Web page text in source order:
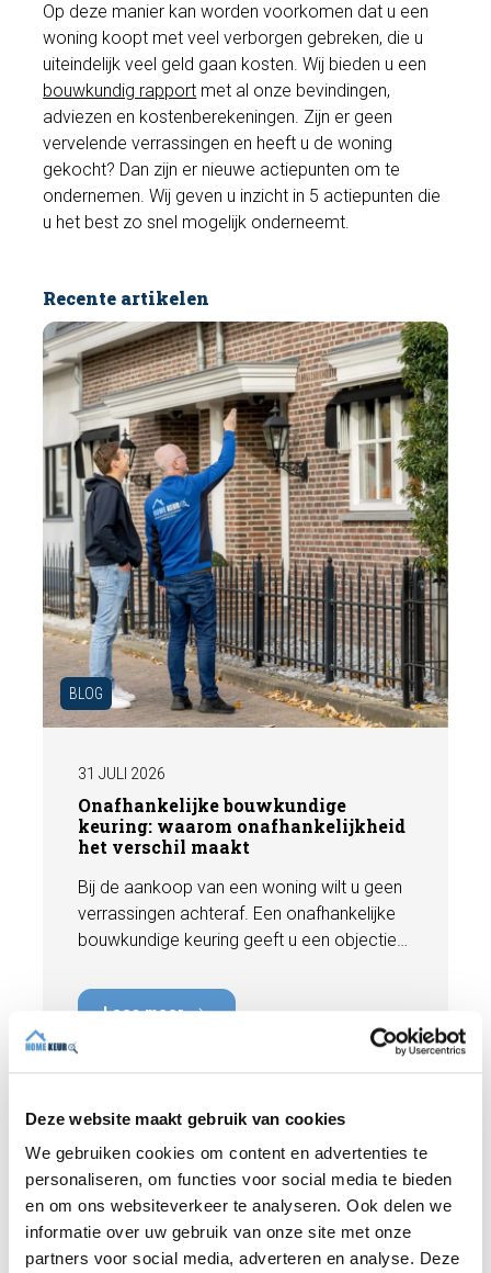
Deze website maakt gebruik van cookies
We gebruiken cookies om content en advertenties te
personaliseren, om functies voor social media te bieden
en om ons websiteverkeer te analyseren. Ook delen we
informatie over uw gebruik van onze site met onze
partners voor social media, adverteren en analyse. Deze
Op deze manier kan worden voorkomen dat u een
woning koopt met veel verborgen gebreken, die u
uiteindelijk veel geld gaan kosten. Wij bieden u een
bouwkundig rapport met al onze bevindingen,
adviezen en kostenberekeningen. Zijn er geen
vervelende verrassingen en heeft u de woning
gekocht? Dan zijn er nieuwe actiepunten om te
ondernemen. Wij geven u inzicht in 5 actiepunten die
u het best zo snel mogelijk onderneemt.
Recente artikelen
BLOG
31 JULI 2026
Onafhankelijke bouwkundige
keuring: waarom onafhankelijkheid
het verschil maakt
Bij de aankoop van een woning wilt u geen
verrassingen achteraf. Een onafhankelijke
bouwkundige keuring geeft u een objectief
woning, inclusief eventuele gebreken,
onderhoudspunten en te verwachten
herstelkosten. In deze blog leest u waarom
onafhankelijkheid zo belangrijk is en hoe
helpt om met vertrouwen een woning te
kopen of te verkopen.
Lees meer